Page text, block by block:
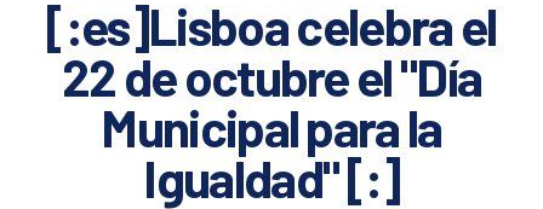
[:es]Lisboa celebra el
22 de octubre el "Día
Municipal para la
Igualdad" [:]